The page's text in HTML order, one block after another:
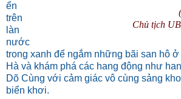
Chủ tịch
ển
trên
làn
nước
trong xanh để ngắm những bãi san hô
Hà và khám phá các hang động như
Dõ Cùng với cảm giác vô cùng sảng
biển khơi.